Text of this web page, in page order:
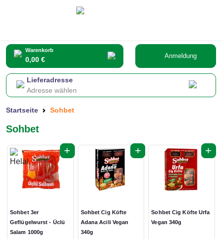
Warenkorb
0,00 € Anmeldung
Lieferadresse
Adresse wählen
Startseite Sohbet
Sohbet
+
Sohbet 3er
Geflügelwurst - Üclü
Salam 1000g
+
Sohbet Cig Köfte
Adana Acili Vegan
340g
+
Sohbet Cig Köfte Urfa
Vegan 340g